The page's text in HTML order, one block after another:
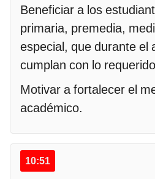
Beneficiar a los
primaria, premedia,
especial, que durante el
cumplan con lo
Motivar a fortalecer el
académico.
10:51